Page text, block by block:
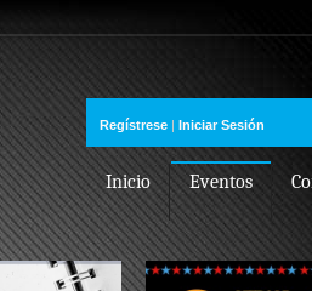
Regístrese | Iniciar Sesión
Inicio Eventos